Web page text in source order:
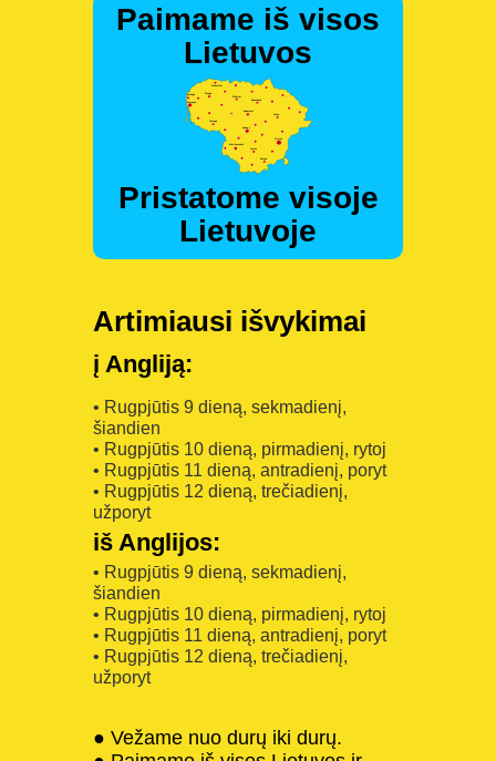
Paimame iš visos
Lietuvos
Pristatome visoje
Lietuvoje
Artimiausi išvykimai
į Angliją:
• Rugpjūtis 9 dieną, sekmadienį,
šiandien
• Rugpjūtis 10 dieną, pirmadienį, rytoj
• Rugpjūtis 11 dieną, antradienį, poryt
• Rugpjūtis 12 dieną, trečiadienį,
užporyt
iš Anglijos:
• Rugpjūtis 9 dieną, sekmadienį,
šiandien
• Rugpjūtis 10 dieną, pirmadienį, rytoj
• Rugpjūtis 11 dieną, antradienį, poryt
• Rugpjūtis 12 dieną, trečiadienį,
užporyt
● Vežame nuo durų iki durų.